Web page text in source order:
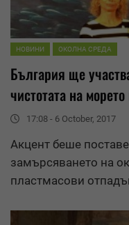
НОВИНИ ОКОЛНА СРЕДА
България ще
чистотата на
17:08 - 6 October, 2017
Акцент беше
замърсяването на
пластмасови